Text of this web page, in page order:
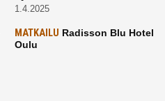
1.4.2025
MATKAILU Radisson Blu Hotel
Oulu